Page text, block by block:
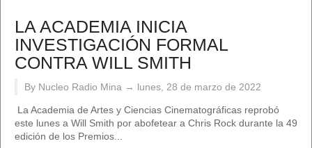
LA ACADEMIA INICIA
INVESTIGACIÓN FORMAL
CONTRA WILL SMITH
By Nucleo Radio Mina → lunes, 28 de marzo de 2022
La Academia de Artes y Ciencias Cinematográficas reprobó
este lunes a Will Smith por abofetear a Chris Rock durante la 49
edición de los Premios...